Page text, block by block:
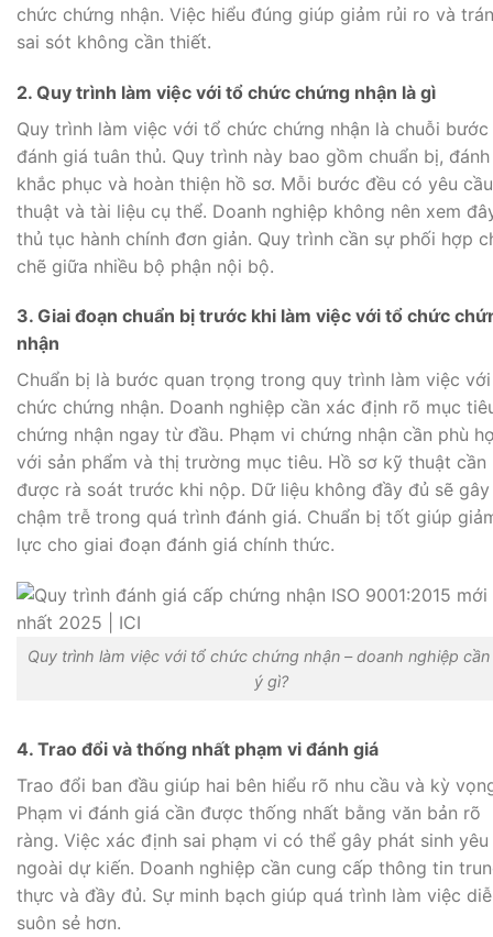
chức chứng nhận. Việc hiểu đúng giúp giảm rủi ro và
sai sót không cần thiết.
2. Quy trình làm việc với tổ chức chứng nhận là gì
Quy trình làm việc với tổ chức chứng nhận là chuỗi bước
đánh giá tuân thủ. Quy trình này bao gồm chuẩn bị,
khắc phục và hoàn thiện hồ sơ. Mỗi bước đều có yêu
thuật và tài liệu cụ thể. Doanh nghiệp không nên xem
thủ tục hành chính đơn giản. Quy trình cần sự phối hợp
chẽ giữa nhiều bộ phận nội bộ.
3. Giai đoạn chuẩn bị trước khi làm việc với tổ chức
nhận
Chuẩn bị là bước quan trọng trong quy trình làm việc
chức chứng nhận. Doanh nghiệp cần xác định rõ mục
chứng nhận ngay từ đầu. Phạm vi chứng nhận cần phù
với sản phẩm và thị trường mục tiêu. Hồ sơ kỹ thuật cần
được rà soát trước khi nộp. Dữ liệu không đầy đủ sẽ gây
chậm trễ trong quá trình đánh giá. Chuẩn bị tốt giúp
lực cho giai đoạn đánh giá chính thức.
Quy trình làm việc với tổ chức chứng nhận – doanh nghiệp cần
ý gì?
4. Trao đổi và thống nhất phạm vi đánh giá
Trao đổi ban đầu giúp hai bên hiểu rõ nhu cầu và kỳ
Phạm vi đánh giá cần được thống nhất bằng văn bản rõ
ràng. Việc xác định sai phạm vi có thể gây phát sinh yêu
ngoài dự kiến. Doanh nghiệp cần cung cấp thông tin
thực và đầy đủ. Sự minh bạch giúp quá trình làm việc
suôn sẻ hơn.